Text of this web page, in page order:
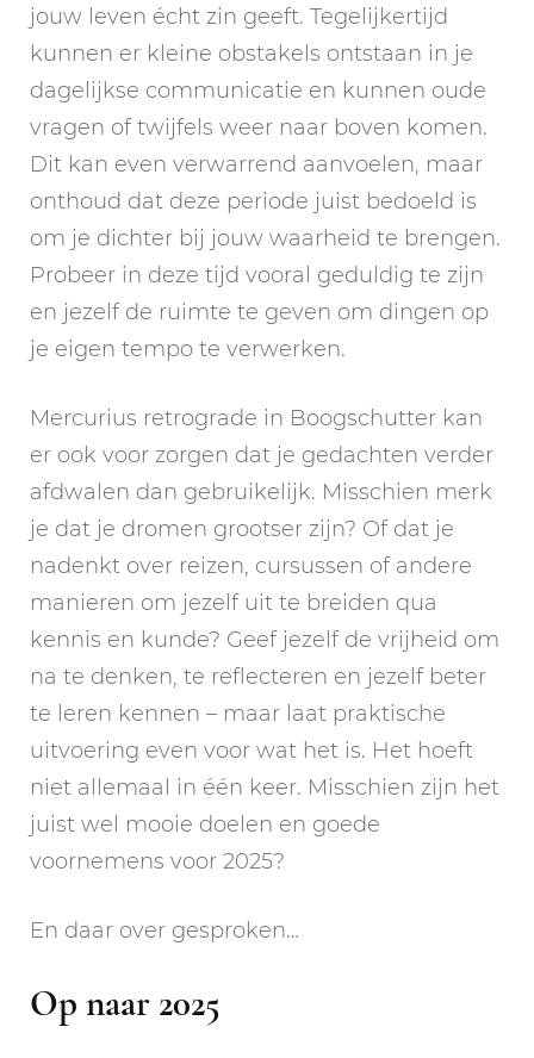
jouw leven écht zin geeft. Tegelijkertijd
kunnen er kleine obstakels ontstaan in je
dagelijkse communicatie en kunnen oude
vragen of twijfels weer naar boven komen.
Dit kan even verwarrend aanvoelen, maar
onthoud dat deze periode juist bedoeld is
om je dichter bij jouw waarheid te brengen.
Probeer in deze tijd vooral geduldig te zijn
en jezelf de ruimte te geven om dingen op
je eigen tempo te verwerken.
Mercurius retrograde in Boogschutter kan
er ook voor zorgen dat je gedachten verder
afdwalen dan gebruikelijk. Misschien merk
je dat je dromen grootser zijn? Of dat je
nadenkt over reizen, cursussen of andere
manieren om jezelf uit te breiden qua
kennis en kunde? Geef jezelf de vrijheid om
na te denken, te reflecteren en jezelf beter
te leren kennen – maar laat praktische
uitvoering even voor wat het is. Het hoeft
niet allemaal in één keer. Misschien zijn het
juist wel mooie doelen en goede
voornemens voor 2025?
En daar over gesproken…
Op naar 2025